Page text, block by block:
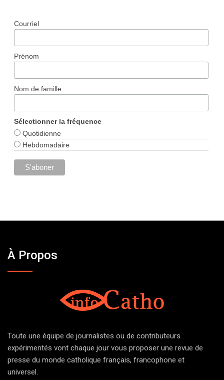
Courriel
Prénom
Nom de famille
Sélectionner la fréquence
Quotidienne
Hebdomadaire
À Propos
Toute une équipe de journalistes ou de contributeurs
expérimentés vont chaque jour vous proposer une revue de
presse du monde catholique français, francophone et
universel.